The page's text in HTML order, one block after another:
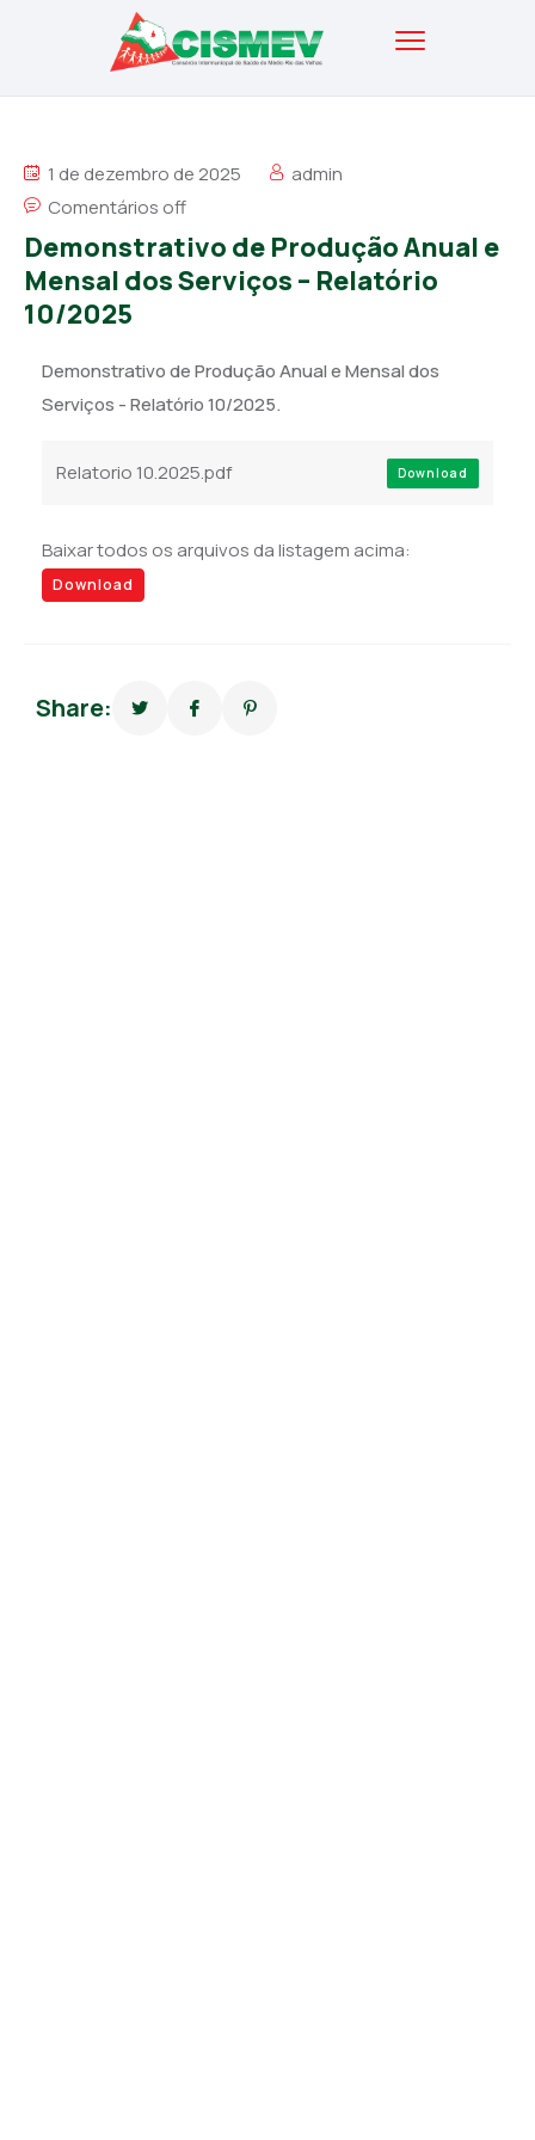
1 de dezembro de 2025
admin
Comentários off
Demonstrativo de Produção Anual e
Mensal dos Serviços – Relatório
10/2025
Demonstrativo de Produção Anual e Mensal dos
Serviços - Relatório 10/2025.
Relatorio 10.2025.pdf Download
Baixar todos os arquivos da listagem acima:
Download
Share: